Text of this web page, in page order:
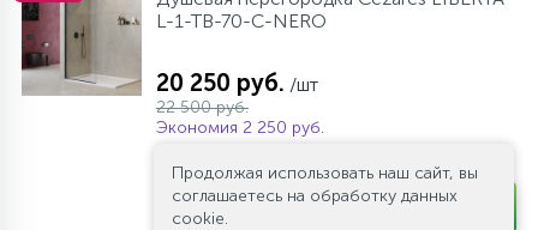
L-1-TB-70-C-NERO
20 250 руб. /шт
22 500 руб.
Экономия 2 250 руб.
-
Продолжая использовать наш сайт, вы
соглашаетесь на обработку данных
cookie.